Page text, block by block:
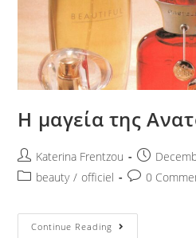
Η μαγεία της
Katerina Frentzou
beauty / officiel 0
Continue Reading